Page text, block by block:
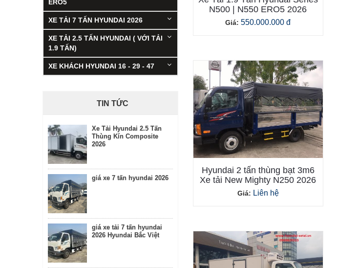
N500 | N550 ERO5 2026
Giá: 550.000.000 đ
Hyundai 2 tấn thùng bạt 3m6
Xe tải New Mighty N250 2026
Giá: Liên hệ
ERO5
XE TẢI 7 TẤN HYUNDAI 2026
XE TẢI 2.5 TẤN HYUNDAI ( VỚI TẢI
1.9 TẤN)
XE KHÁCH HYUNDAI 16 - 29 - 47
TIN TỨC
Xe Tải Hyundai 2.5 Tấn
Thùng Kín Composite
2026
giá xe 7 tấn hyundai 2026
giá xe tải 7 tấn hyundai
2026 Hyundai Bắc Việt